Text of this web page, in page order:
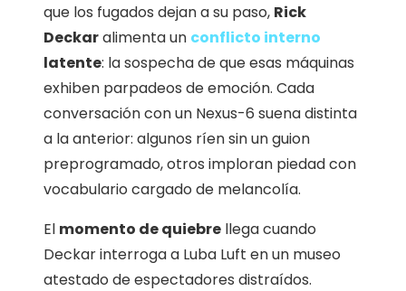
que los fugados dejan a su paso, Rick
Deckaralimenta un conflicto interno
latente: la sospecha de que esas máquinas
exhiben parpadeos de emoción. Cada
conversación con un Nexus-6 suena distinta
a la anterior: algunos ríen sin un guion
preprogramado, otros imploran piedad con
vocabulario cargado de melancolía.
El momento de quiebre llega cuando
Deckar interroga a Luba Luft en un museo
atestado de espectadores distraídos.